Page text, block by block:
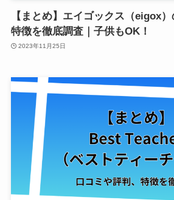
【まとめ】エイゴックス（eigox）
特徴を徹底調査｜子供もOK！
2023年11月25日